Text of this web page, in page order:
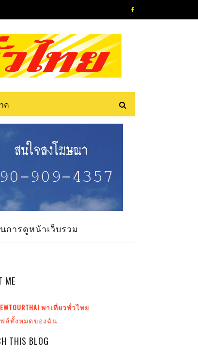
ค
การดูหน้าเว็บรวม
ME
พาเที่ยวทั่วไทย
ล์ทั้งหมดของฉัน
THIS BLOG